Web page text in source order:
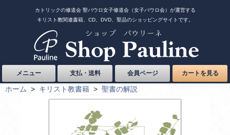
カトリックの修道会 聖パウロ女子修道会（女子パウロ会）が運営する
キリスト教関連書籍、CD、DVD、聖品のショッピングサイトです。
メニュー 支払・送料 会員ページ カートを見る
ホーム > キリスト教書籍 > 聖書の解説